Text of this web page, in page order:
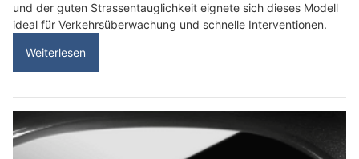
und der guten Strassentauglichkeit eignete sich dieses Modell
ideal für Verkehrsüberwachung und schnelle Interventionen.
Weiterlesen